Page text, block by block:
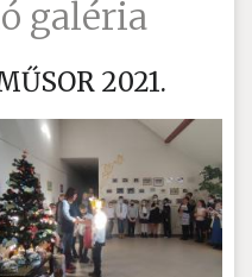
galéria
2021.